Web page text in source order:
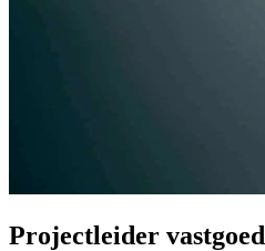
Projectleider vastgoed